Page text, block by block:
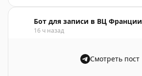
Бот для записи в ВЦ Франции
16 ч назад
Смотреть пост